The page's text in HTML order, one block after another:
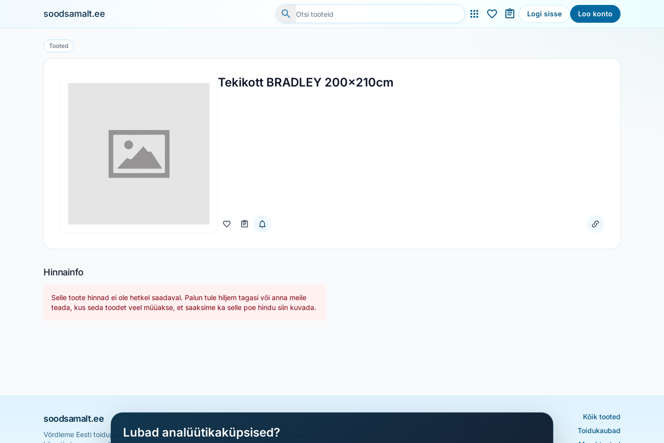
soodsamalt.ee Logi sisse Loo konto
Tooted
Tekikott BRADLEY 200x210cm
Hinnainfo
Selle toote hinnad ei ole hetkel saadaval. Palun tule hiljem tagasi või anna meile
teada, kus seda toodet veel müüakse, et saaksime ka selle poe hindu siin kuvada.
soodsamalt.ee
Võrdleme Eesti toidupoodide hindu ja aitame sul leida parimad sooduspakkumised
Kõik tooted
Toidukaubad
Lubad analüütikaküpsised?